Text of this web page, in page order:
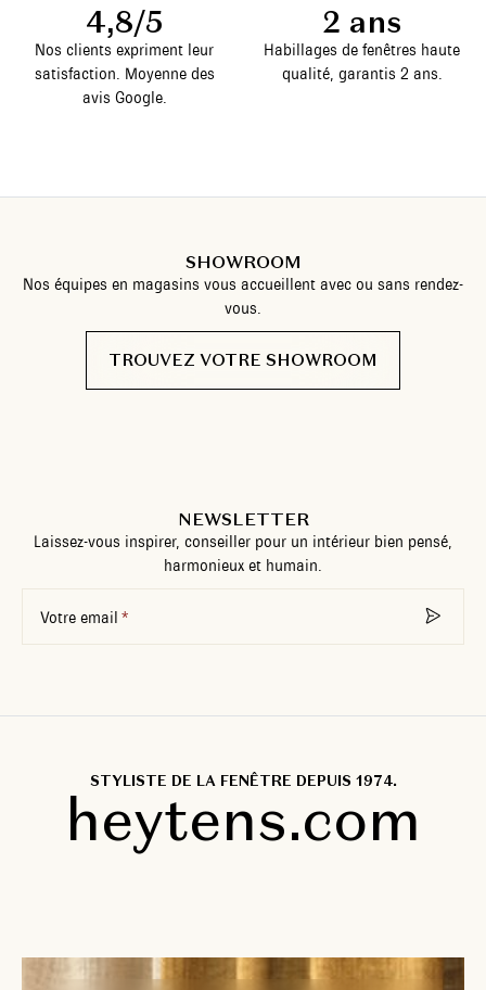
4,8/5
Nos clients expriment leur
satisfaction. Moyenne des
avis Google.
2 ans
Habillages de fenêtres haute
qualité, garantis 2 ans.
SHOWROOM
Nos équipes en magasins vous accueillent avec ou sans rendez-
vous.
TROUVEZ VOTRE SHOWROOM
NEWSLETTER
Laissez-vous inspirer, conseiller pour un intérieur bien pensé,
harmonieux et humain.
Votre email
STYLISTE DE LA FENÊTRE DEPUIS 1974.
heytens.com